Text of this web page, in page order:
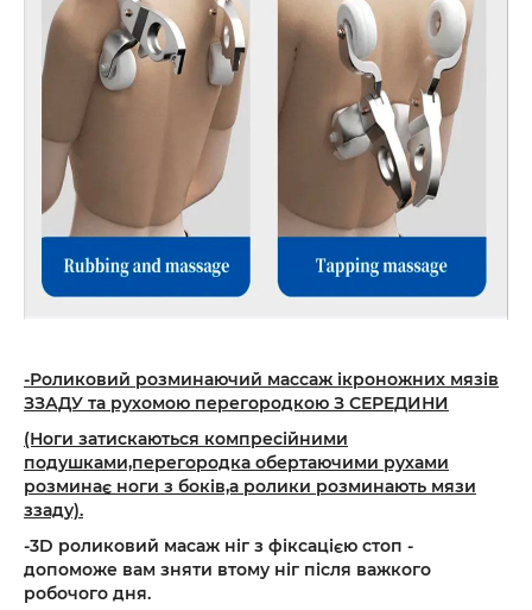
-Роликовий розминаючий массаж ікроножних мязів
ЗЗАДУ та рухомою перегородкою З СЕРЕДИНИ
(Ноги затискаються компресійними
подушками,перегородка обертаючими рухами
розминає ноги з боків,а ролики розминають мязи
ззаду).
-3D роликовий масаж ніг з фіксацією стоп -
допоможе вам зняти втому ніг після важкого
робочого дня.